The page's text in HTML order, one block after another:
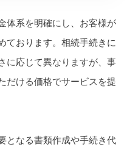
体系を明確にし、お客様が
ております。相続手続きに
に応じて異なりますが、事
だける価格でサービスを提
となる書類作成や手続き代